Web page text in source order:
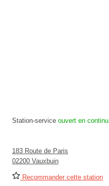
Station-service ouvert en continu
183 Route de Paris
02200 Vauxbuin
Recommander cette station